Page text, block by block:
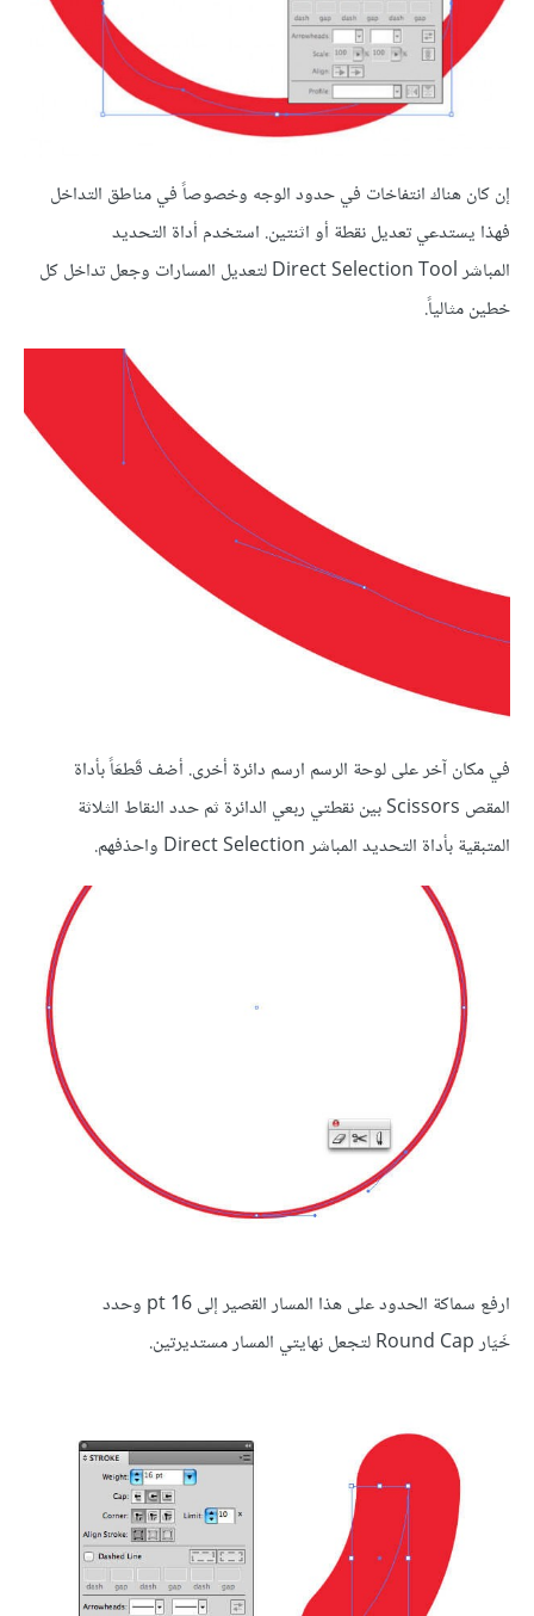
إن كان هناك انتفاخات في حدود الوجه وخصوصاً في مناطق التداخل
فهذا يستدعي تعديل نقطة أو اثنتين. استخدم أداة التحديد
المباشر Direct Selection Tool لتعديل المسارات وجعل تداخل كل
خطين مثالياً.
في مكان آخر على لوحة الرسم ارسم دائرة أخرى. أضف قَطعَاً بأداة
المقص Scissors بين نقطتي ربعي الدائرة ثم حدد النقاط الثلاثة
المتبقية بأداة التحديد المباشر Direct Selection واحذفهم.
ارفع سماكة الحدود على هذا المسار القصير إلى 16 pt وحدد
خَيَار Round Cap لتجعل نهايتي المسار مستديرتين.